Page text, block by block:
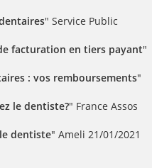
" Service Public
facturation en tiers payant"
: vos remboursements"
le dentiste?" France Assos
dentiste" Ameli 21/01/2021